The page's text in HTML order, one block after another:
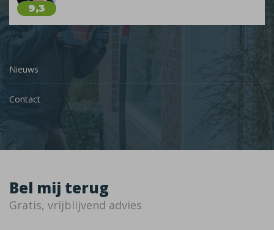
9,3
Nieuws
Contact
Bel mij terug
Gratis, vrijblijvend advies